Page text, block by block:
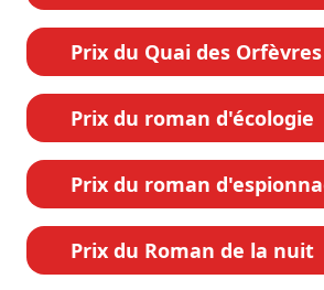
Prix du Quai des Orfèvres
Prix du roman d'écologie
Prix du roman
Prix du Roman de la nuit